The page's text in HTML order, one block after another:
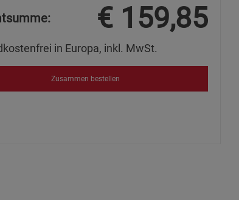
€ 159,85
in Europa, inkl. MwSt.
Zusammen bestellen